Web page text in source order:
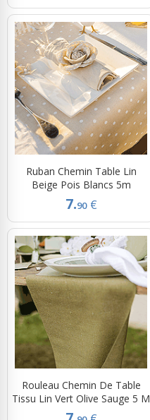
Ruban Chemin Table Lin
Beige Pois Blancs 5m
7.90 €
Rouleau Chemin De Table
Tissu Lin Vert Olive Sauge 5 M